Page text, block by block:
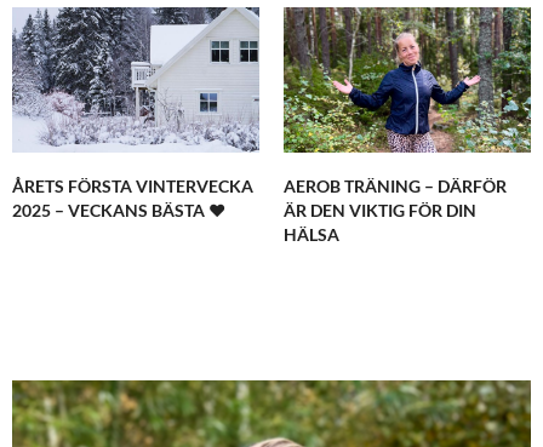
ÅRETS FÖRSTA VINTERVECKA
2025 – VECKANS BÄSTA ♥
AEROB TRÄNING – DÄRFÖR
ÄR DEN VIKTIG FÖR DIN
HÄLSA